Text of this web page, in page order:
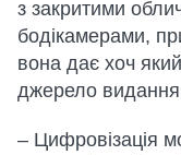
з закритими
бодікамерами,
вона дає хоч
джерело
– Цифровізація